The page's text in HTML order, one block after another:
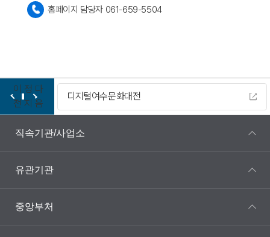
홈페이지 담당자 061-659-5504
이
전
정
지
다
음
디지털여수문화대전
직속기관/사업소
유관기관
중앙부처